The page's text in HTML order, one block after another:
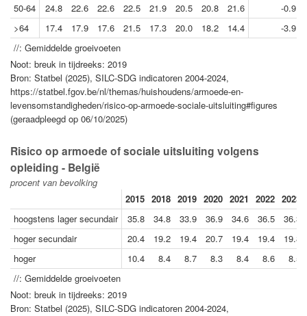
50-64
24.8 22.6 22.6 22.5 21.9 20.5 20.8 21.6
-0.9
>64
17.4 17.9 17.6 21.5 17.3 20.0 18.2 14.4
-3.9
//: Gemiddelde groeivoeten
Noot: breuk in tijdreeks: 2019
Bron: Statbel (2025), SILC-SDG indicatoren 2004-2024,
https://statbel.fgov.be/nl/themas/huishoudens/armoede-en-
levensomstandigheden/risico-op-armoede-sociale-uitsluiting#figures
(geraadpleegd op 06/10/2025)
Risico op armoede of sociale uitsluiting volgens
opleiding - België
procent van bevolking
2015 2018 2019 2020 2021 2022 2023
hoogstens lager secundair
35.8 34.8 33.9 36.9 34.6 36.5
36.3
hoger secundair
20.4 19.2 19.4 20.7 19.4 19.4
19.8
hoger
10.4 8.4 8.7 8.3 8.4 8.6
8.5
//: Gemiddelde groeivoeten
Noot: breuk in tijdreeks: 2019
Bron: Statbel (2025), SILC-SDG indicatoren 2004-2024,